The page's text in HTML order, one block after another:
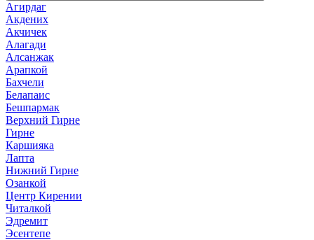
Агирдаг
Акдених
Акчичек
Алагади
Алсанжак
Арапкой
Бахчели
Белапаис
Бешпармак
Верхний Гирне
Гирне
Каршияка
Лапта
Нижний Гирне
Озанкой
Центр Кирении
Читалкой
Эдремит
Эсентепе